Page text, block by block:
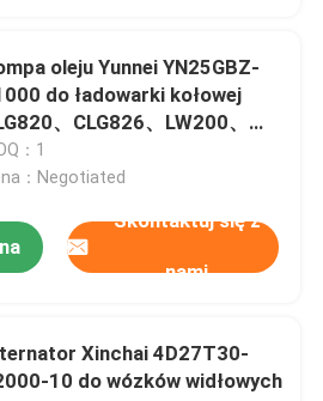
oleju Yunnei YN25GBZ-
do ładowarki kołowej
、CLG826、LW200、
Wózek widłowy
、H2000、K30
：1
：Negotiated
Skontaktuj się z
nami
Xinchai 4D27T30-
10 do wózków widłowych